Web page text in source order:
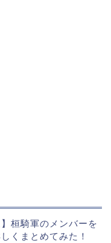
】桓騎軍のメンバーを
くまとめてみた！